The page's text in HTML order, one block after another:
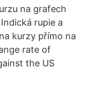
na grafech
rupie a
kurzy přímo na
rate of
the US